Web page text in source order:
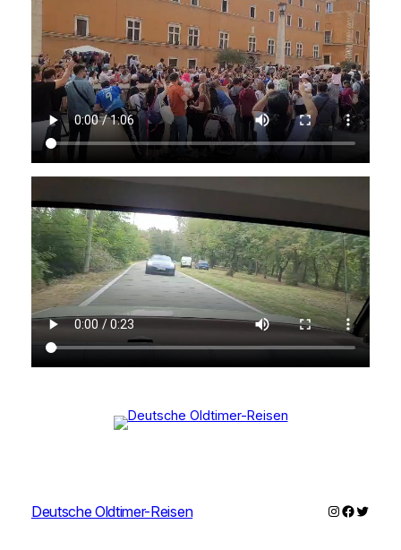
Deutsche Oldtimer-Reisen Instagram
Twitter